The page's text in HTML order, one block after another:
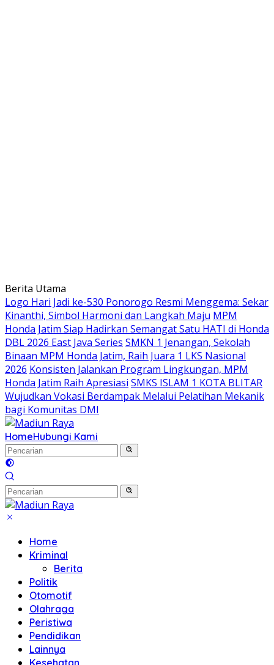
Langsung
ke
konten
Berita Utama
Logo Hari Jadi ke-530 Ponorogo Resmi Menggema: Sekar
Kinanthi, Simbol Harmoni dan Langkah Maju MPM
Honda Jatim Siap Hadirkan Semangat Satu HATI di Honda
DBL 2026 East Java Series SMKN 1 Jenangan, Sekolah
Binaan MPM Honda Jatim, Raih Juara 1 LKS Nasional
2026 Konsisten Jalankan Program Lingkungan, MPM
Honda Jatim Raih Apresiasi SMKS ISLAM 1 KOTA BLITAR
Wujudkan Vokasi Berdampak Melalui Pelatihan Mekanik
bagi Komunitas DMI
HomeHubungi Kami
Home
Kriminal
Berita
Politik
Otomotif
Olahraga
Peristiwa
Pendidikan
Lainnya
Kesehatan